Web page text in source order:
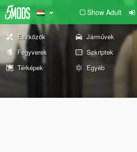
Show Adult
Eszközök Járművek
Fegyverek
Szkriptek
Térképek
Egyéb